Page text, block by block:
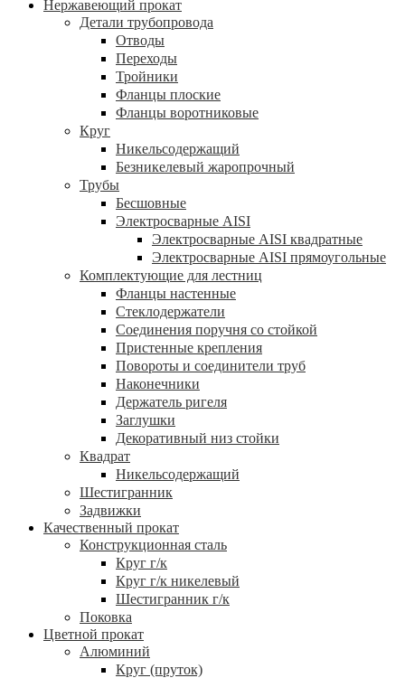
Нержавеющий прокат
Детали трубопровода
Отводы
Переходы
Тройники
Фланцы плоские
Фланцы воротниковые
Круг
Никельсодержащий
Безникелевый жаропрочный
Трубы
Бесшовные
Электросварные AISI
Электросварные AISI квадратные
Электросварные AISI прямоугольные
Комплектующие для лестниц
Фланцы настенные
Стеклодержатели
Соединения поручня со стойкой
Пристенные крепления
Повороты и соединители труб
Наконечники
Держатель ригеля
Заглушки
Декоративный низ стойки
Квадрат
Никельсодержащий
Шестигранник
Задвижки
Качественный прокат
Конструкционная сталь
Круг г/к
Круг г/к никелевый
Шестигранник г/к
Поковка
Цветной прокат
Алюминий
Круг (пруток)